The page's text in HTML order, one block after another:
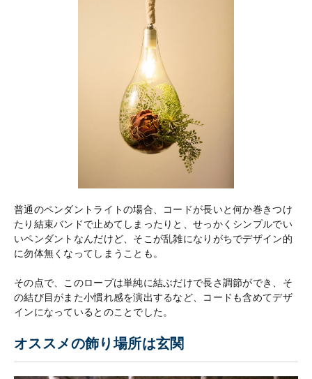
普通のペンダントライトの場合、コードが長いと何か巻きつけ
たり結束バンドで止めてしまったりと、せっかくシンプルでい
いペンダントなんだけど、そこが乱雑になりがちでデザイン的
に勿体無くなってしまうことも。
その点で、このロープは単純に結ぶだけで長さ調節ができ、そ
の結び目がまた小慣れ感を演出するなど、コードも含めてデザ
インになっているとのことでした。
オススメの飾り場所は玄関